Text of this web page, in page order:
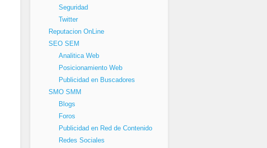
Seguridad
Twitter
Reputacion OnLine
SEO SEM
Analitica Web
Posicionamiento Web
Publicidad en Buscadores
SMO SMM
Blogs
Foros
Publicidad en Red de Contenido
Redes Sociales